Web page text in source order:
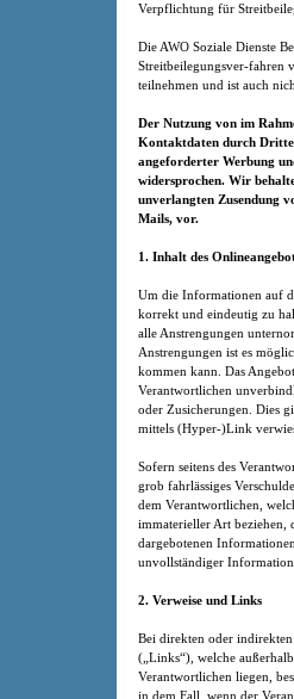
Verpflichtung für
Die AWO Soziale Dienste
Streitbeilegungsver-fahren
teilnehmen und ist auch
Der Nutzung von im
Kontaktdaten durch
angeforderter Werbung
widersprochen. Wir
unverlangten Zusendung
Mails, vor.
1. Inhalt des
Um die Informationen auf
korrekt und eindeutig zu
alle Anstrengungen
Anstrengungen ist es
kommen kann. Das
Verantwortlichen
oder Zusicherungen. Dies
mittels (Hyper-)Link
Sofern seitens des
grob fahrlässiges
dem Verantwortlichen,
immaterieller Art
dargebotenen
unvollständiger
2. Verweise und Links
Bei direkten oder
(„Links“), welche
Verantwortlichen liegen,
in dem Fall, wenn der